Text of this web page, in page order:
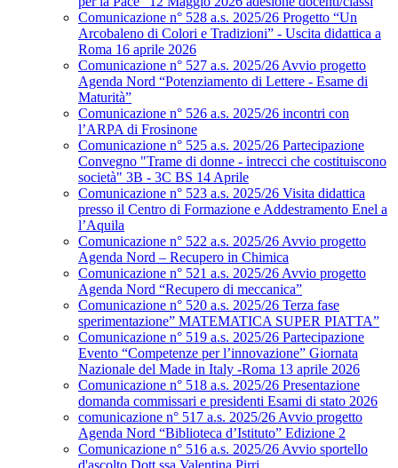
Comunicazione n° 528 a.s. 2025/26 Progetto “Un
Arcobaleno di Colori e Tradizioni” - Uscita didattica a
Roma 16 aprile 2026
Comunicazione n° 527 a.s. 2025/26 Avvio progetto
Agenda Nord “Potenziamento di Lettere - Esame di
Maturità”
Comunicazione n° 526 a.s. 2025/26 incontri con
l’ARPA di Frosinone
Comunicazione n° 525 a.s. 2025/26 Partecipazione
Convegno "Trame di donne - intrecci che costituiscono
società" 3B - 3C BS 14 Aprile
Comunicazione n° 523 a.s. 2025/26 Visita didattica
presso il Centro di Formazione e Addestramento Enel a
l’Aquila
Comunicazione n° 522 a.s. 2025/26 Avvio progetto
Agenda Nord – Recupero in Chimica
Comunicazione n° 521 a.s. 2025/26 Avvio progetto
Agenda Nord “Recupero di meccanica”
Comunicazione n° 520 a.s. 2025/26 Terza fase
sperimentazione” MATEMATICA SUPER PIATTA”
Comunicazione n° 519 a.s. 2025/26 Partecipazione
Evento “Competenze per l’innovazione” Giornata
Nazionale del Made in Italy -Roma 13 aprile 2026
Comunicazione n° 518 a.s. 2025/26 Presentazione
domanda commissari e presidenti Esami di stato 2026
comunicazione n° 517 a.s. 2025/26 Avvio progetto
Agenda Nord “Biblioteca d’Istituto” Edizione 2
Comunicazione n° 516 a.s. 2025/26 Avvio sportello